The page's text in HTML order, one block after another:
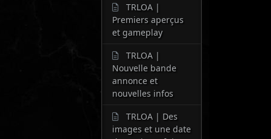
TRLOA |
Premiers aperçus
et gameplay
TRLOA |
Nouvelle bande
annonce et
nouvelles infos
TRLOA | Des
images et une date